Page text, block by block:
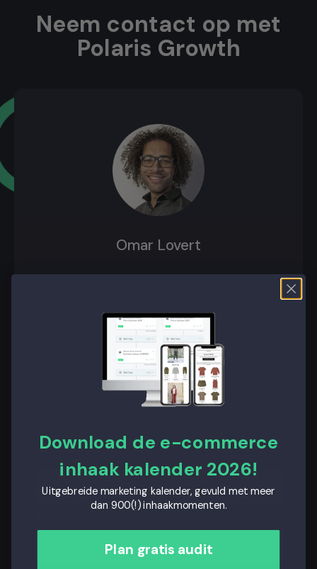
Neem contact op met
Polaris Growth
Omar Lovert
Stuur me een e-mail
Bel ons op tel:
020 244 31 81
Download de e-commerce
inhaak kalender 2026!
Uitgebreide marketing kalender, gevuld met meer
dan 900(!) inhaakmomenten.
Plan gratis audit